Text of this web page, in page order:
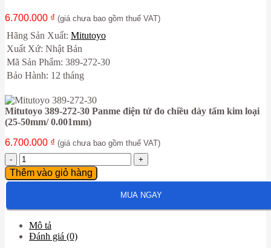
6.700.000 ₫ (giá chưa bao gồm thuế VAT)
Hãng Sản Xuất: Mitutoyo
Xuất Xứ: Nhật Bản
Mã Sản Phẩm: 389-272-30
Bảo Hành: 12 tháng
Mitutoyo 389-272-30 Panme điện tử đo chiều dày tấm kim loại
(25-50mm/ 0.001mm)
6.700.000 ₫ (giá chưa bao gồm thuế VAT)
Mitutoyo
389-
272-
điện
tử
đo
Thêm vào giỏ hàng
MUA NGAY
Mô tả
Đánh giá (0)